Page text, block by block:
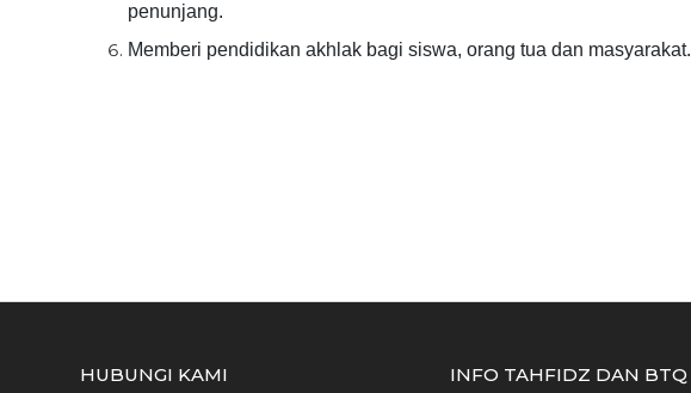
penunjang.
Memberi pendidikan akhlak bagi siswa, orang tua dan masyarakat.
HUBUNGI KAMI INFO TAHFIDZ DAN BTQ